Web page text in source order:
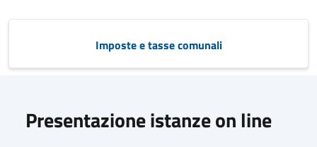
Imposte e tasse comunali
Presentazione istanze on line